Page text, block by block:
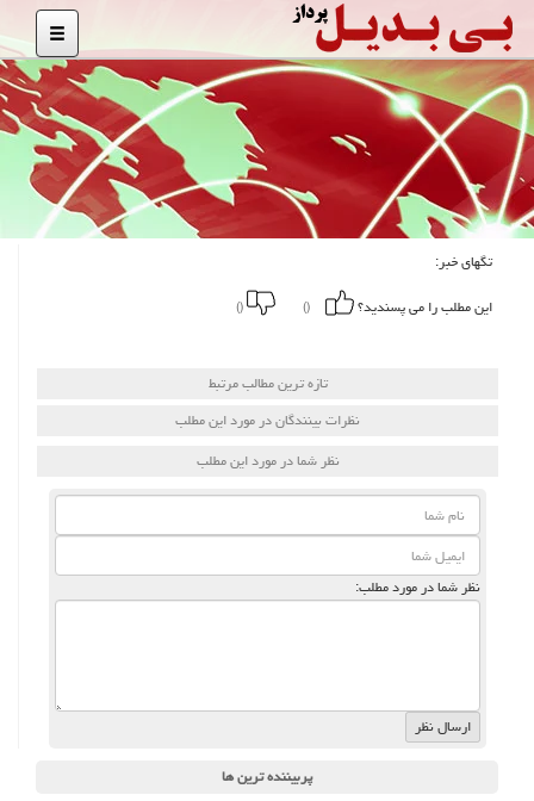
تگهای خبر:
این مطلب را می پسندید؟
()
()
تازه ترین مطالب مرتبط
نظرات بینندگان در مورد این مطلب
نظر شما در مورد این مطلب
نظر شما در مورد مطلب:
پربیننده ترین ها